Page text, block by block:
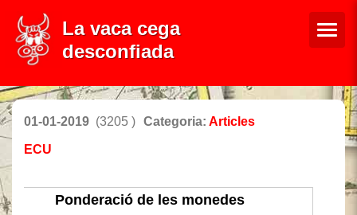
La vaca cega
desconfiada
01-01-2019 (3205 ) Categoria: Articles
ECU
Ponderació de les monedes